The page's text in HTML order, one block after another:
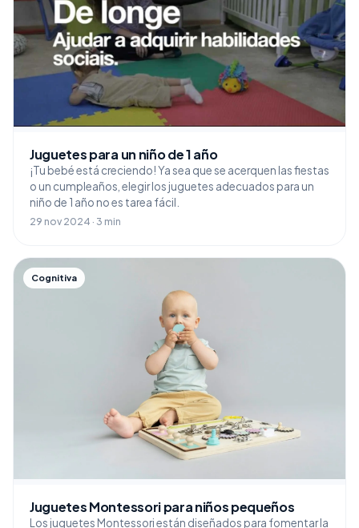
Juguetes para un niño de 1 año
¡Tu bebé está creciendo! Ya sea que se acerquen las fiestas
o un cumpleaños, elegir los juguetes adecuados para un
niño de 1 año no es tarea fácil.
29 nov 2024 · 3 min
Cognitiva
Juguetes Montessori para niños pequeños
Los juguetes Montessori están diseñados para fomentar la